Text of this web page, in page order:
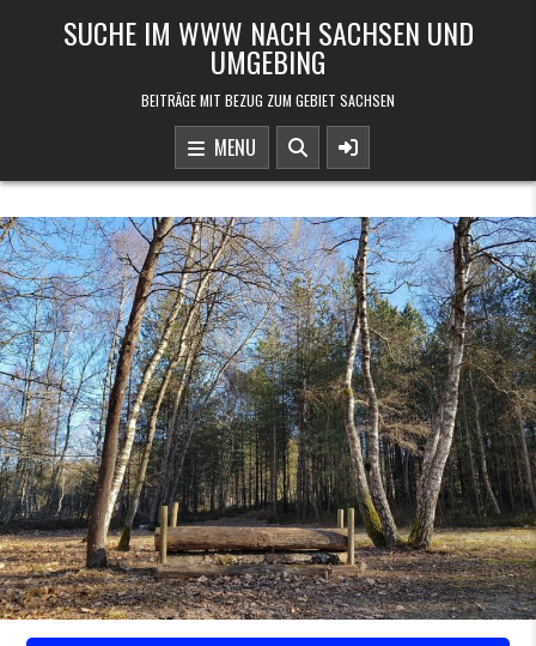
SUCHE IM WWW NACH SACHSEN UND
UMGEBING
BEITRÄGE MIT BEZUG ZUM GEBIET SACHSEN
MENU